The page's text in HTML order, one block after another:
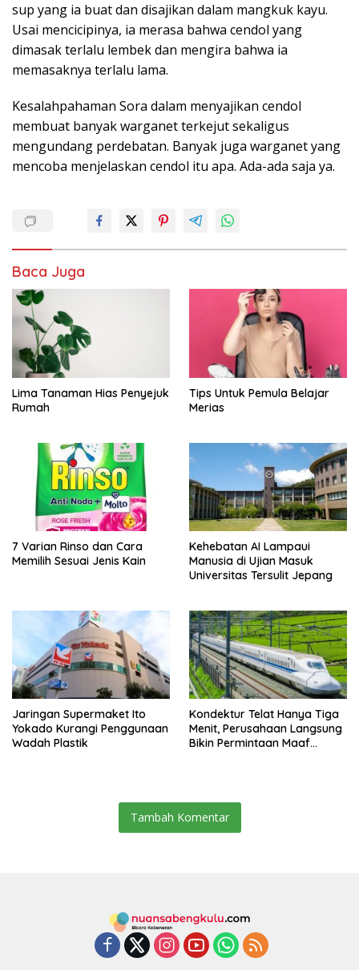
sup yang ia buat dan disajikan dalam mangkuk kayu.
Usai mencicipinya, ia merasa bahwa cendol yang
dimasak terlalu lembek dan mengira bahwa ia
memasaknya terlalu lama.
Kesalahpahaman Sora dalam menyajikan cendol
membuat banyak warganet terkejut sekaligus
mengundang perdebatan. Banyak juga warganet yang
mencoba menjelaskan cendol itu apa. Ada-ada saja ya.
Baca Juga
Lima Tanaman Hias Penyejuk
Rumah
Tips Untuk Pemula Belajar
Merias
7 Varian Rinso dan Cara
Memilih Sesuai Jenis Kain
Kehebatan AI Lampaui
Manusia di Ujian Masuk
Universitas Tersulit Jepang
Jaringan Supermaket Ito
Yokado Kurangi Penggunaan
Wadah Plastik
Kondektur Telat Hanya Tiga
Menit, Perusahaan Langsung
Bikin Permintaan Maaf
Tambah Komentar